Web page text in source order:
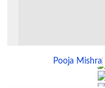
Pooja Mishra